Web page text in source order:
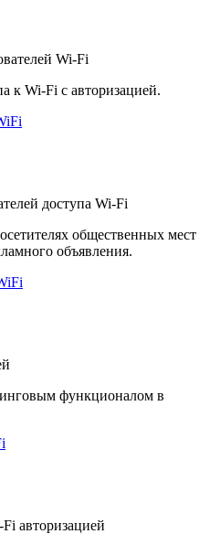
Wi-Fi
к Wi-Fi с авторизацией.
доступа Wi-Fi
общественных мест
объявления.
функционалом в
авторизацией